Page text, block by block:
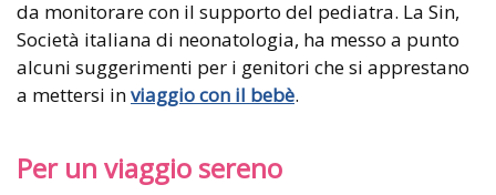
da monitorare con il supporto del pediatra. La Sin,
Società italiana di neonatologia, ha messo a punto
alcuni suggerimenti per i genitori che si apprestano
a mettersi inviaggio con il bebè.
Per un viaggio sereno